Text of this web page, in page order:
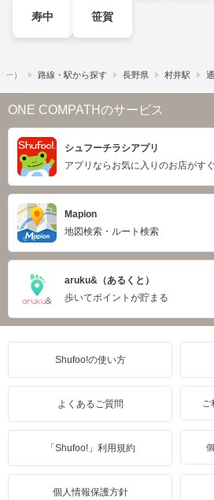
寿中 笹賀
） 路線・駅から探す 長野県 村井駅
ONE COMPATHのサービス
シュフーチラシアプリ
アプリならお気に入りのお店がす
Mapion
地図検索・ルート検索
aruku&（あるくと）
歩いてポイントが貯まる
Shufoo!の使い方
よくあるご質問 ご
「Shufoo!」利用規約
個人情報保護方針